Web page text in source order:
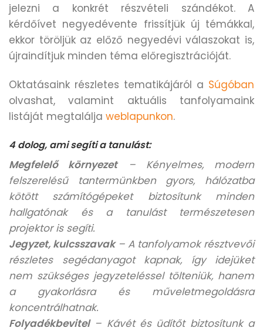
jelezni a konkrét részvételi szándékot. A
kérdőívet negyedévente frissítjük új témákkal,
ekkor töröljük az előző negyedévi válaszokat is,
újraindítjuk minden téma előregisztrációját.
Oktatásaink részletes tematikájáról a Súgóban
olvashat, valamint aktuális tanfolyamaink
listáját megtalálja weblapunkon.
4 dolog, ami segíti a tanulást:
Megfelelő környezet– Kényelmes, modern
felszerelésű tantermünkben gyors, hálózatba
kötött számítógépeket biztosítunk minden
hallgatónak és a tanulást természetesen
projektor is segíti.
Jegyzet, kulcsszavak– A tanfolyamok résztvevői
részletes segédanyagot kapnak, így idejüket
nem szükséges jegyzeteléssel tölteniük, hanem
a gyakorlásra és műveletmegoldásra
koncentrálhatnak.
Folyadékbevitel– Kávét és üdítőt biztosítunk a